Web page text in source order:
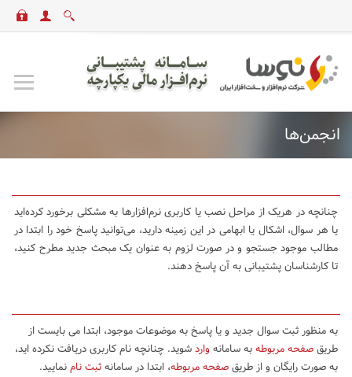
انجمن‌ها
چنانچه در هریک از مراحل نصب یا کاربری نرم‌افزارها به مشکلی برخورد کرده‌اید
یا هر سوال، اشکال یا ابهامی در این زمینه دارید، می‌توانید پاسخ خود را ابتدا در
مطالب موجود جستجو و در صورت لزوم به عنوان یک مبحث جدید مطرح کنید،
تا کارشناسان پشتیبانی به آن پاسخ دهند.
به منظور ثبت سوال جدید و یا پاسخ به موضوعات موجود، ابتدا می بایست از
طریقصفحه مربوطهبه سامانه واردشوید. چنانچه نام کاربری دریافت نکرده اید،
به صورت رایگان و از طریقصفحه مربوطه، ابتدا در سامانهثبت نامنمایید.